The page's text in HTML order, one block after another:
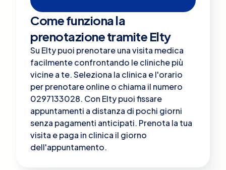
Come funziona la
prenotazione tramite Elty
Su Elty puoi prenotare una visita medica
facilmente confrontando le cliniche più
vicine a te. Seleziona la clinica e l'orario
per prenotare online o chiama il numero
0297133028. Con Elty puoi fissare
appuntamenti a distanza di pochi giorni
senza pagamenti anticipati. Prenota la tua
visita e paga in clinica il giorno
dell'appuntamento.